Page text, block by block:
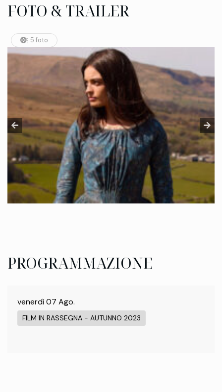
FOTO & TRAILER
5 foto
PROGRAMMAZIONE
venerdì 07 Ago.
FILM IN RASSEGNA - AUTUNNO 2023